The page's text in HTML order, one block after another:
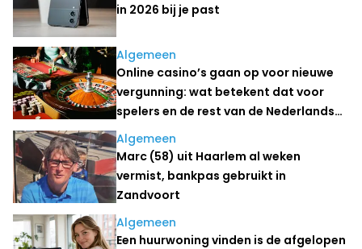
in 2026 bij je past
Algemeen
Online casino’s gaan op voor nieuwe
vergunning: wat betekent dat voor
spelers en de rest van de Nederlandse
kansspelmarkt?
Algemeen
Marc (58) uit Haarlem al weken
vermist, bankpas gebruikt in
Zandvoort
Algemeen
Een huurwoning vinden is de afgelopen